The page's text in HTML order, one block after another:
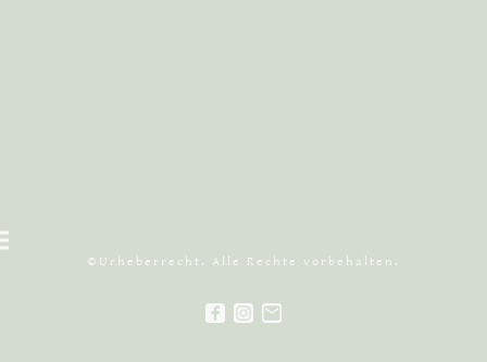
©Urheberrecht. Alle Rechte vorbehalten.